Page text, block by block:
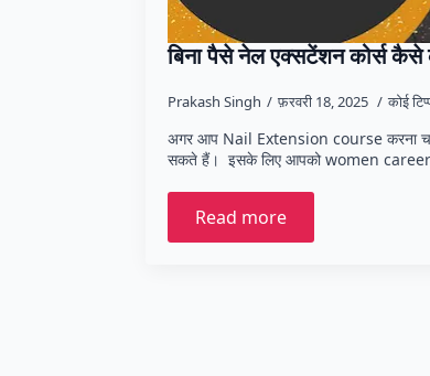
बिना पैसे नेल एक्सटेंशन कोर्स
Prakash Singh फ़रवरी 18, 2025 कोई
अगर आप Nail Extension course करना
सकते हैं। इसके लिए आपको women
Read more